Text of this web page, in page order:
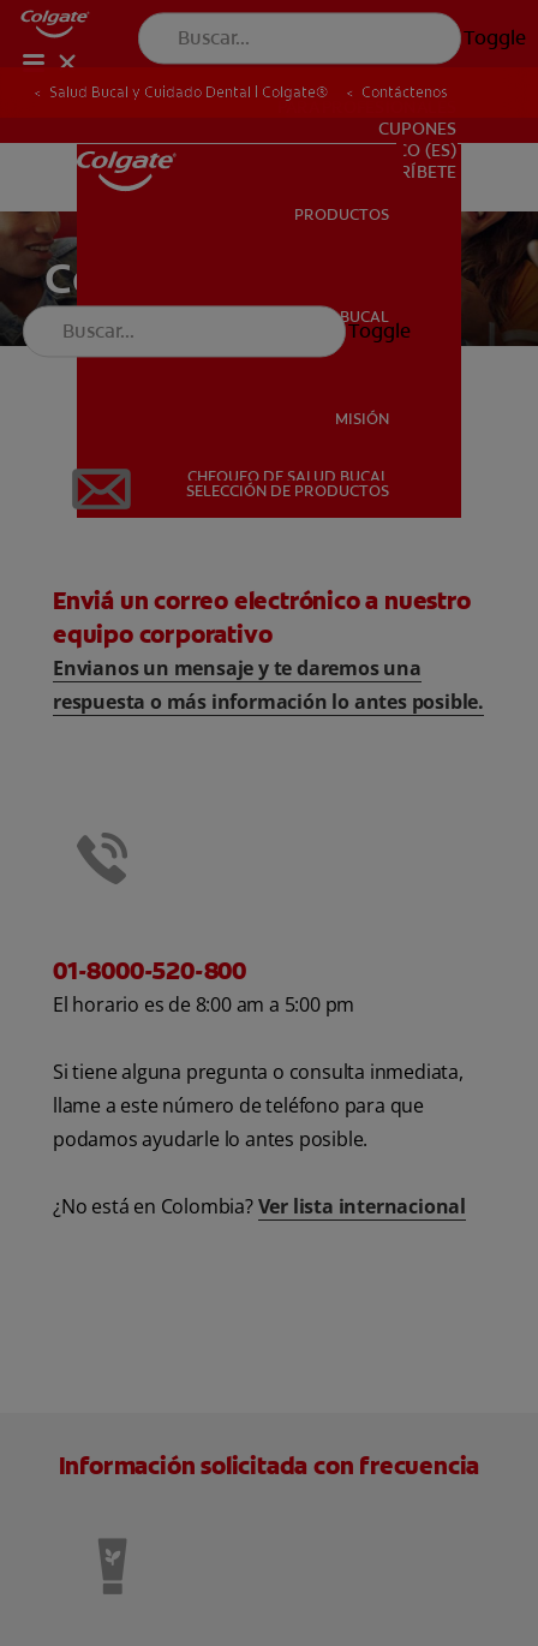
Toggle
SALUD BUCAL
SELECCIÓN DE PRODUCTOS
PARA PROFESIONALES
PARA PROFESIONALES
CUPONES
CO (ES)
SUSCRÍBETE
PRODUCTOS
SALUD BUCAL
MISIÓN
CHEQUEO DE SALUD BUCAL
SELECCIÓN DE PRODUCTOS
Toggle
Salud Bucal y Cuidado Dental | Colgate® Contáctenos
Contáctenos
Enviá un correo electrónico a nuestro
equipo corporativo
Envianos un mensaje y te daremos una
respuesta o más información lo antes posible.
01-8000-520-800
El horario es de 8:00 am a 5:00 pm
Si tiene alguna pregunta o consulta inmediata,
llame a este número de teléfono para que
podamos ayudarle lo antes posible.
¿No está en Colombia?Ver lista internacional
Información solicitada con frecuencia